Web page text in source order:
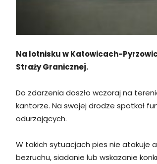
Na lotnisku w Katowicach-
Straży Granicznej.
Do zdarzenia doszło wczoraj na
kantorze. Na swojej drodze spotkał
odurzających.
W takich sytuacjach pies nie atakuje
bezruchu, siadanie lub wskazanie